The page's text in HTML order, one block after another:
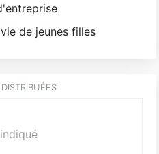
de jeunes filles